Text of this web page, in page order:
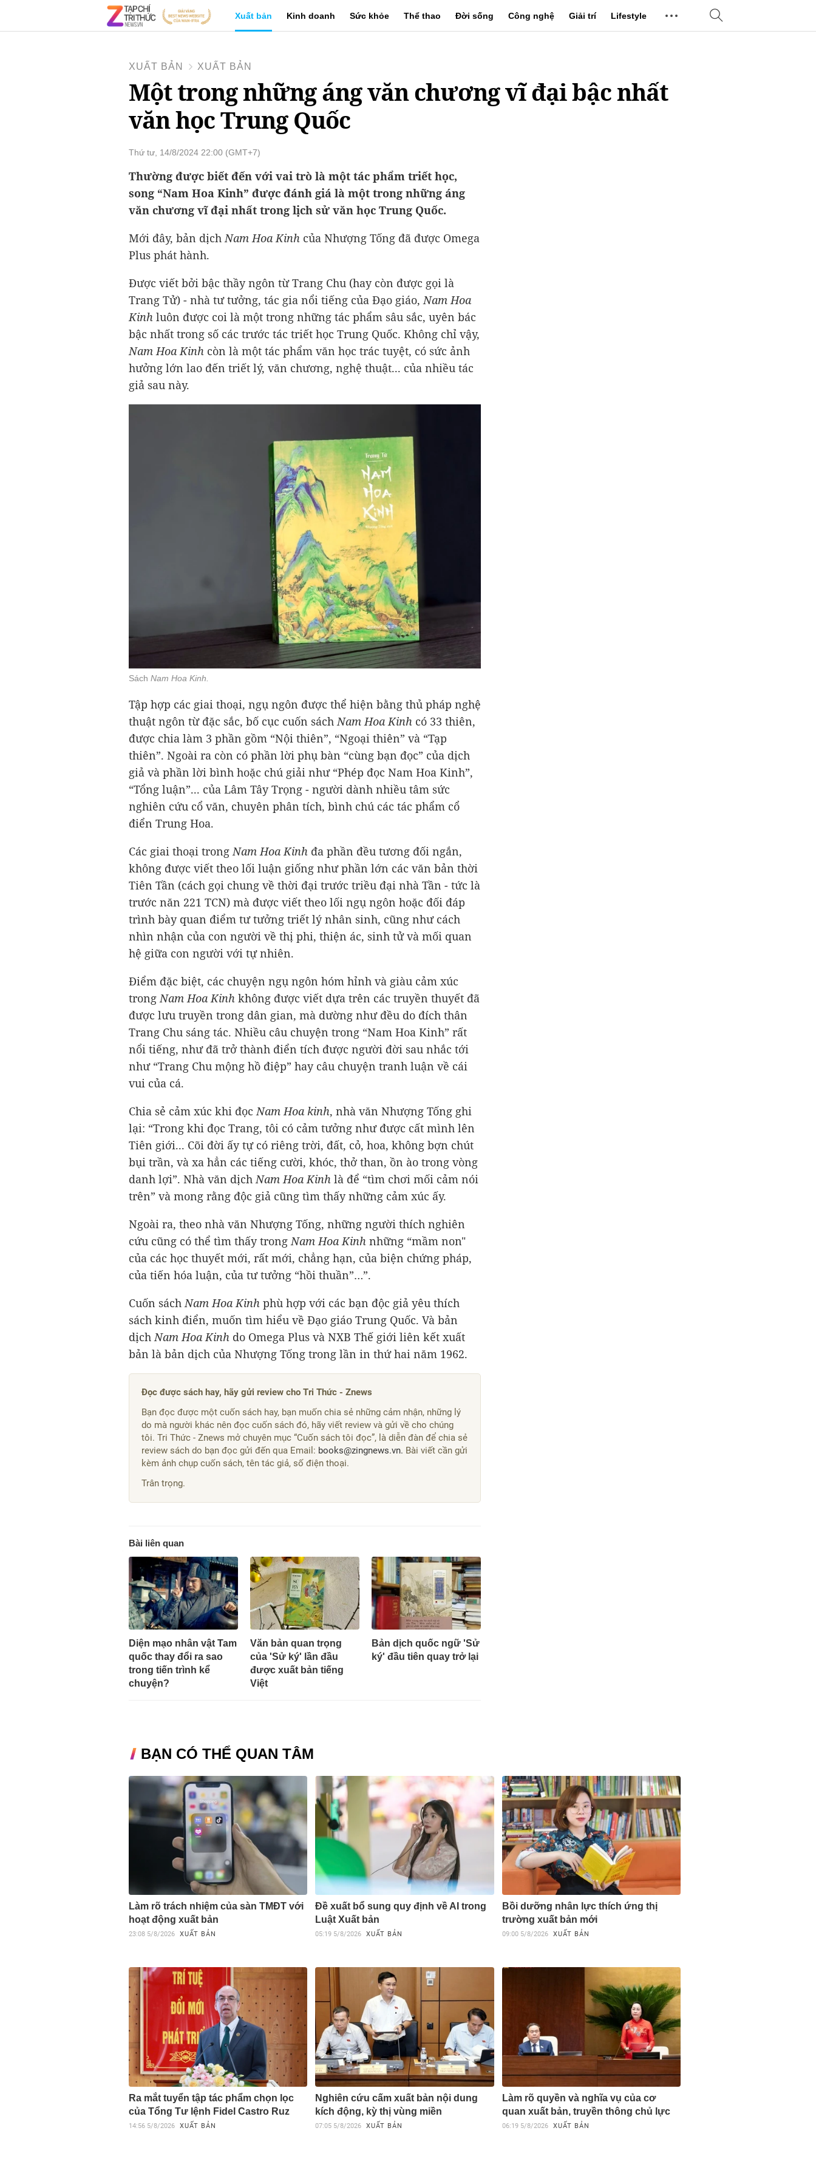
Xuất bản Kinh doanh Sức khỏe Thể thao Đời sống Công nghệ Giải trí Lifestyle
XUẤT BẢN XUẤT BẢN
Một trong những áng văn chương vĩ đại bậc nhất
văn học Trung Quốc
Thứ tư, 14/8/2024 22:00 (GMT+7)
Thường được biết đến với vai trò là một tác phẩm triết học,
song “Nam Hoa Kinh” được đánh giá là một trong những áng
văn chương vĩ đại nhất trong lịch sử văn học Trung Quốc.
Mới đây, bản dịchNam Hoa Kinh của Nhượng Tống đã được Omega
Plus phát hành.
Được viết bởi bậc thầy ngôn từ Trang Chu (hay còn được gọi là
Trang Tử) - nhà tư tưởng, tác gia nổi tiếng của Đạo giáo,Nam Hoa
Kinh luôn được coi là một trong những tác phẩm sâu sắc, uyên bác
bậc nhất trong số các trước tác triết học Trung Quốc. Không chỉ vậy,
Nam Hoa Kinh còn là một tác phẩm văn học trác tuyệt, có sức ảnh
hưởng lớn lao đến triết lý, văn chương, nghệ thuật... của nhiều tác
giả sau này.
Sách Nam Hoa Kinh.
Tập hợp các giai thoại, ngụ ngôn được thể hiện bằng thủ pháp nghệ
thuật ngôn từ đặc sắc, bố cục cuốn sáchNam Hoa Kinh có 33 thiên,
được chia làm 3 phần gồm “Nội thiên”, “Ngoại thiên” và “Tạp
thiên”. Ngoài ra còn có phần lời phụ bàn “cùng bạn đọc” của dịch
giả và phần lời bình hoặc chú giải như “Phép đọc Nam Hoa Kinh”,
“Tổng luận”... của Lâm Tây Trọng - người dành nhiều tâm sức
nghiên cứu cổ văn, chuyên phân tích, bình chú các tác phẩm cổ
điển Trung Hoa.
Các giai thoại trongNam Hoa Kinh đa phần đều tương đối ngắn,
không được viết theo lối luận giống như phần lớn các văn bản thời
Tiên Tần (cách gọi chung về thời đại trước triều đại nhà Tần - tức là
trước năn 221 TCN) mà được viết theo lối ngụ ngôn hoặc đối đáp
trình bày quan điểm tư tưởng triết lý nhân sinh, cũng như cách
nhìn nhận của con người về thị phi, thiện ác, sinh tử và mối quan
hệ giữa con người với tự nhiên.
Điểm đặc biệt, các chuyện ngụ ngôn hóm hỉnh và giàu cảm xúc
trongNam Hoa Kinh không được viết dựa trên các truyền thuyết đã
được lưu truyền trong dân gian, mà dường như đều do đích thân
Trang Chu sáng tác. Nhiều câu chuyện trong “Nam Hoa Kinh” rất
nổi tiếng, như đã trở thành điển tích được người đời sau nhắc tới
như “Trang Chu mộng hồ điệp” hay câu chuyện tranh luận về cái
vui của cá.
Chia sẻ cảm xúc khi đọcNam Hoa kinh, nhà văn Nhượng Tống ghi
lại: “Trong khi đọc Trang, tôi có cảm tưởng như được cất mình lên
Tiên giới... Cõi đời ấy tự có riêng trời, đất, cỏ, hoa, không bợn chút
bụi trần, và xa hẳn các tiếng cười, khóc, thở than, ồn ào trong vòng
danh lợi”. Nhà văn dịchNam Hoa Kinh là để “tìm chơi mối cảm nói
trên” và mong rằng độc giả cũng tìm thấy những cảm xúc ấy.
Ngoài ra, theo nhà văn Nhượng Tống, những người thích nghiên
cứu cũng có thể tìm thấy trongNam Hoa Kinh những “mầm non"
của các học thuyết mới, rất mới, chẳng hạn, của biện chứng pháp,
của tiến hóa luận, của tư tưởng “hồi thuần”…”.
Cuốn sáchNam Hoa Kinh phù hợp với các bạn độc giả yêu thích
sách kinh điển, muốn tìm hiểu về Đạo giáo Trung Quốc. Và bản
dịchNam Hoa Kinh do Omega Plus và NXB Thế giới liên kết xuất
bản là bản dịch của Nhượng Tống trong lần in thứ hai năm 1962.
Đọc được sách hay, hãy gửi review cho Tri Thức - Znews
Bạn đọc được một cuốn sách hay, bạn muốn chia sẻ những cảm nhận, những lý
do mà người khác nên đọc cuốn sách đó, hãy viết review và gửi về cho chúng
tôi. Tri Thức - Znews mở chuyên mục “Cuốn sách tôi đọc”, là diễn đàn để chia sẻ
review sách do bạn đọc gửi đến qua Email: books@zingnews.vn. Bài viết cần gửi
kèm ảnh chụp cuốn sách, tên tác giả, số điện thoại.
Trân trọng.
Bài liên quan
Diện mạo nhân vật Tam
quốc thay đổi ra sao
trong tiến trình kể
chuyện?
Văn bản quan trọng
của 'Sử ký' lần đầu
được xuất bản tiếng
Việt
Bản dịch quốc ngữ 'Sử
ký' đầu tiên quay trở lại
BẠN CÓ THỂ QUAN TÂM
Làm rõ trách nhiệm của sàn TMĐT với
hoạt động xuất bản
23:08 5/8/2026 XUẤT BẢN
Đề xuất bổ sung quy định về AI trong
Luật Xuất bản
05:19 5/8/2026 XUẤT BẢN
Bồi dưỡng nhân lực thích ứng thị
trường xuất bản mới
09:00 5/8/2026 XUẤT BẢN
Ra mắt tuyển tập tác phẩm chọn lọc
của Tổng Tư lệnh Fidel Castro Ruz
14:56 5/8/2026 XUẤT BẢN
Nghiên cứu cấm xuất bản nội dung
kích động, kỳ thị vùng miền
07:05 5/8/2026 XUẤT BẢN
Làm rõ quyền và nghĩa vụ của cơ
quan xuất bản, truyền thông chủ lực
06:19 5/8/2026 XUẤT BẢN